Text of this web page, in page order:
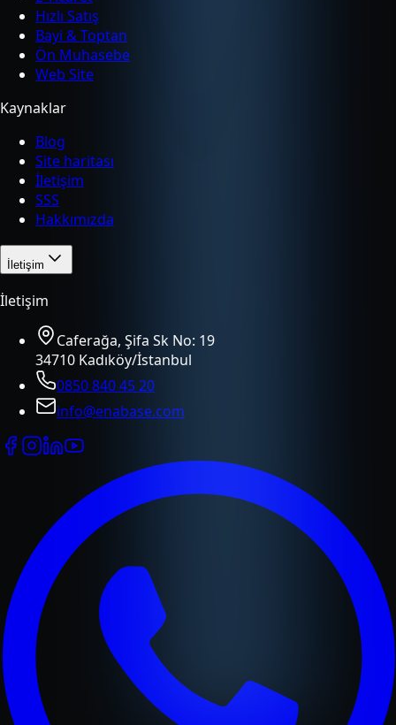
Hızlı Satış
Bayi & Toptan
Ön Muhasebe
Web Site
Kaynaklar
Blog
Site haritası
İletişim
SSS
Hakkımızda
İletişim
İletişim
Caferağa, Şifa Sk No: 19
34710 Kadıköy/İstanbul
0850 840 45 20
info@enabase.com